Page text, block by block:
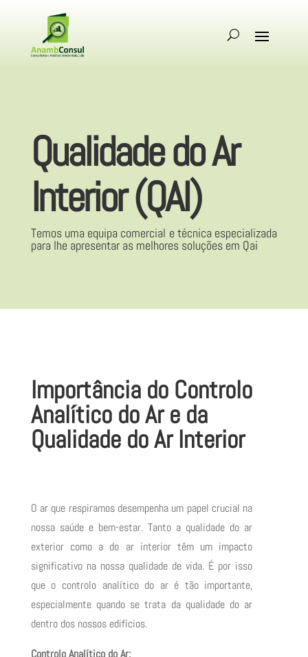
Qualidade do Ar
Interior (QAI)
Temos uma equipa comercial e técnica especializada
para lhe apresentar as melhores soluções em Qai
Importância do Controlo
Analítico do Ar e da
Qualidade do Ar Interior
O ar que respiramos desempenha um papel crucial na
nossa saúde e bem-estar. Tanto a qualidade do ar
exterior como a do ar interior têm um impacto
significativo na nossa qualidade de vida. É por isso
que o controlo analítico do ar é tão importante,
especialmente quando se trata da qualidade do ar
dentro dos nossos edifícios.
Controlo Analítico do Ar: